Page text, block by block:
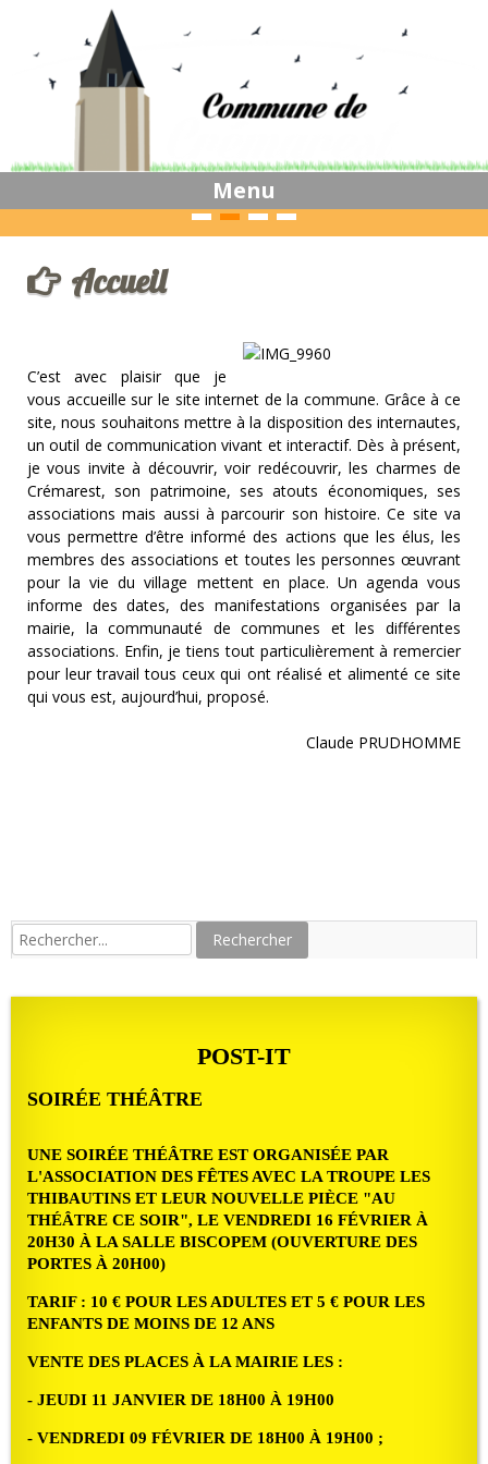
Menu
Accueil
C’est avec plaisir que je
vous accueille sur le site internet de la commune. Grâce à ce
site, nous souhaitons mettre à la disposition des internautes,
un outil de communication vivant et interactif. Dès à présent,
je vous invite à découvrir, voir redécouvrir, les charmes de
Crémarest, son patrimoine, ses atouts économiques, ses
associations mais aussi à parcourir son histoire. Ce site va
vous permettre d’être informé des actions que les élus, les
membres des associations et toutes les personnes œuvrant
pour la vie du village mettent en place. Un agenda vous
informe des dates, des manifestations organisées par la
mairie, la communauté de communes et les différentes
associations. Enfin, je tiens tout particulièrement à remercier
pour leur travail tous ceux qui ont réalisé et alimenté ce site
qui vous est, aujourd’hui, proposé.
Claude PRUDHOMME
POST-IT
SOIRÉE THÉÂTRE
UNE SOIRÉE THÉÂTRE EST ORGANISÉE PAR
L'ASSOCIATION DES FÊTES AVEC LA TROUPE LES
THIBAUTINS ET LEUR NOUVELLE PIÈCE "AU
THÉÂTRE CE SOIR", LE VENDREDI 16 FÉVRIER À
20H30 À LA SALLE BISCOPEM (OUVERTURE DES
PORTES À 20H00)
TARIF : 10 € POUR LES ADULTES ET 5 € POUR LES
ENFANTS DE MOINS DE 12 ANS
VENTE DES PLACES À LA MAIRIE LES :
- JEUDI 11 JANVIER DE 18H00 À 19H00
- VENDREDI 09 FÉVRIER DE 18H00 À 19H00 ;